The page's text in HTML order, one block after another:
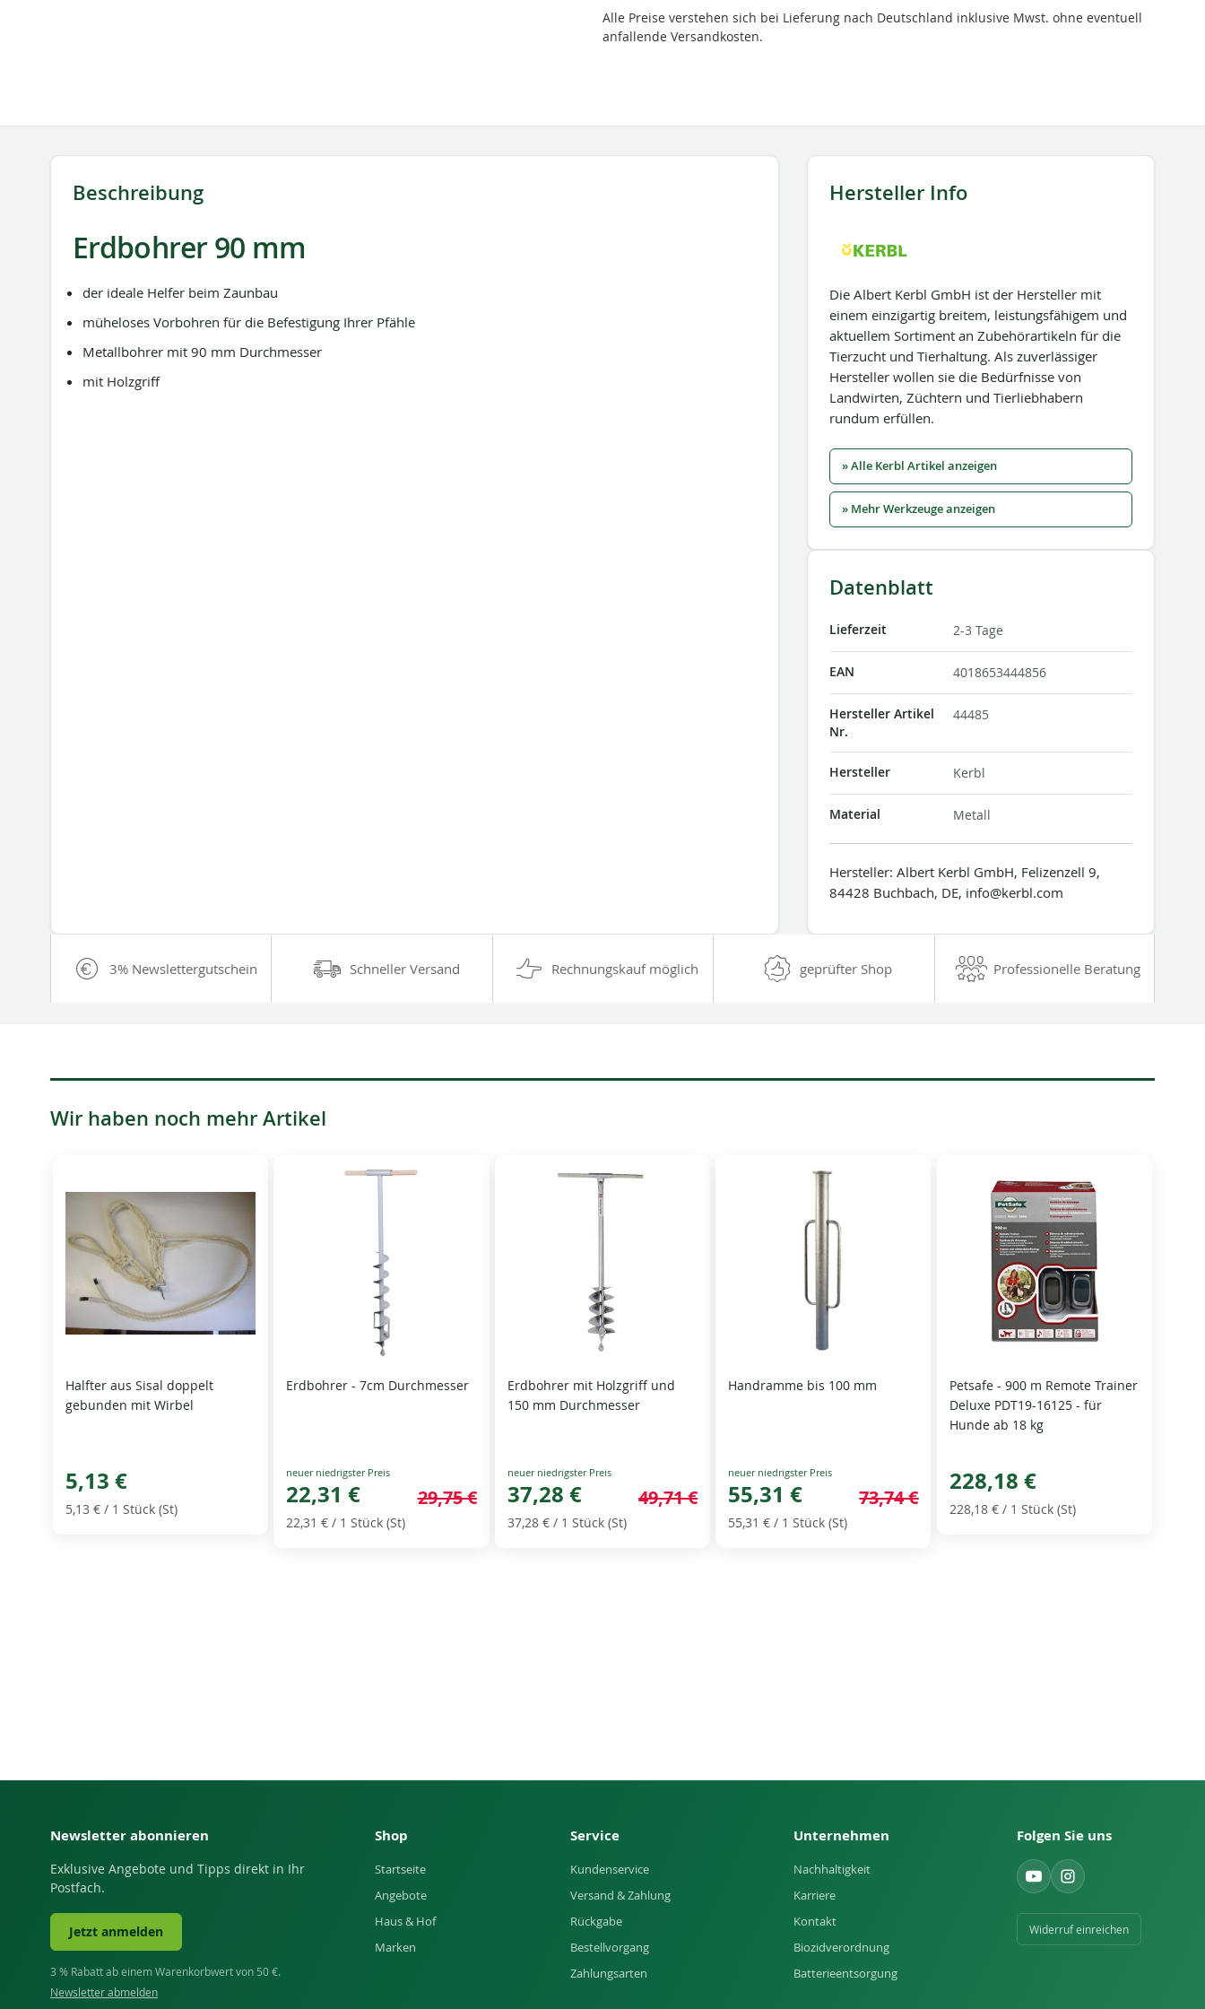
Alle Preise verstehen sich bei Lieferung nach Deutschland inklusive Mwst. ohne eventuell
anfallende Versandkosten.
Beschreibung
Erdbohrer 90 mm
der ideale Helfer beim Zaunbau
müheloses Vorbohren für die Befestigung Ihrer Pfähle
Metallbohrer mit 90 mm Durchmesser
mit Holzgriff
Hersteller Info
Die Albert Kerbl GmbH ist der Hersteller mit
einem einzigartig breitem, leistungsfähigem und
aktuellem Sortiment an Zubehörartikeln für die
Tierzucht und Tierhaltung. Als zuverlässiger
Hersteller wollen sie die Bedürfnisse von
Landwirten, Züchtern und Tierliebhabern
rundum erfüllen.
» Alle Kerbl Artikel anzeigen
» Mehr Werkzeuge anzeigen
Datenblatt
Lieferzeit 2-3 Tage
EAN 4018653444856
Hersteller Artikel
Nr.
44485
Hersteller Kerbl
Material Metall
Hersteller: Albert Kerbl GmbH, Felizenzell 9,
84428 Buchbach, DE, info@kerbl.com
3% Newslettergutschein Schneller Versand Rechnungskauf möglich geprüfter Shop Professionelle Beratung
Wir haben noch mehr Artikel
Halfter aus Sisal doppelt
gebunden mit Wirbel
5,13 €
5,13 € / 1 Stück (St)
Erdbohrer - 7cm Durchmesser
Special
Price
22,31 € 29,75 €
22,31 € / 1 Stück (St)
Erdbohrer mit Holzgriff und
150 mm Durchmesser
Special
Price
37,28 € 49,71 €
37,28 €/ 1 Stück (St)
Handramme bis 100 mm
Special
Price
55,31 € 73,74 €
55,31 € / 1 Stück (St)
Petsafe - 900 m Remote Trainer
Deluxe PDT19-16125 - für
Hunde ab 18 kg
228,18 €
228,18 €/ 1 Stück (St)
Newsletter abonnieren
Exklusive Angebote und Tipps direkt in Ihr
Postfach.
Jetzt anmelden
3 % Rabatt ab einem Warenkorbwert von 50 €.
Newsletter abmelden
Shop
Startseite
Angebote
Haus & Hof
Marken
Service
Kundenservice
Versand & Zahlung
Rückgabe
Bestellvorgang
Zahlungsarten
Unternehmen
Nachhaltigkeit
Karriere
Kontakt
Biozidverordnung
Batterieentsorgung
Folgen Sie uns
Widerruf einreichen